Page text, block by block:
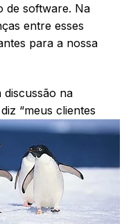
de software. Na
entre esses
para a nossa
discussão na
diz “meus clientes